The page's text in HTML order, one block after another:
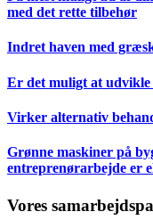
med det rette tilbehør
Indret haven med
Er det muligt at udvikle
Virker alternativ
Grønne maskiner på
entreprenørarbejde er
Vores